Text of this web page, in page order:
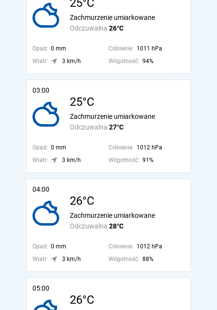
25°C
Odczuwalna 26°C
Zachmurzenie umiarkowane
Opad: 0 mm Ciśnienie: 1011 hPa
Wiatr:
3 km/h Wilgotność: 94%
03:00
25°C
Odczuwalna 27°C
Zachmurzenie umiarkowane
Opad: 0 mm Ciśnienie: 1012 hPa
Wiatr:
3 km/h Wilgotność: 91%
04:00
26°C
Odczuwalna 28°C
Zachmurzenie umiarkowane
Opad: 0 mm Ciśnienie: 1012 hPa
Wiatr:
3 km/h Wilgotność: 88%
05:00
26°C